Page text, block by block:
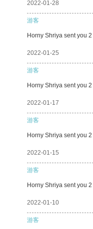
2022-01-28
游客
Horny Shriya sent you 2
2022-01-25
游客
Horny Shriya sent you 2
2022-01-17
游客
Horny Shriya sent you 2
2022-01-15
游客
Horny Shriya sent you 2
2022-01-10
游客